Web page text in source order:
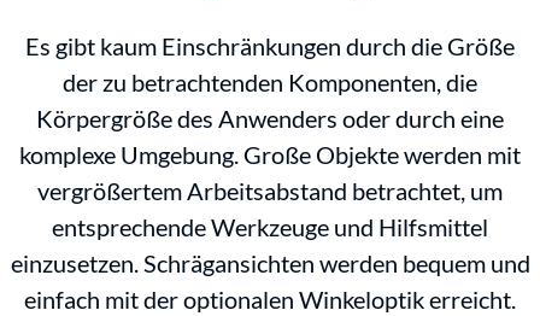
Es gibt kaum Einschränkungen durch die Größe
der zu betrachtenden Komponenten, die
Körpergröße des Anwenders oder durch eine
komplexe Umgebung. Große Objekte werden mit
vergrößertem Arbeitsabstand betrachtet, um
entsprechende Werkzeuge und Hilfsmittel
einzusetzen. Schrägansichten werden bequem und
einfach mit der optionalen Winkeloptik erreicht.